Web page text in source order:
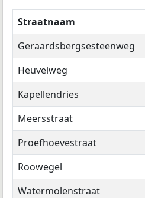
Straatnaam
Geraardsbergsesteenweg
Heuvelweg
Kapellendries
Meersstraat
Proefhoevestraat
Roowegel
Watermolenstraat